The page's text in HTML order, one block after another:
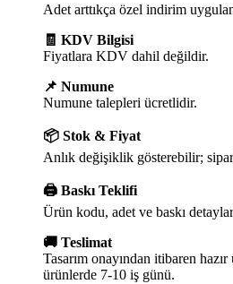
Adet arttıkça özel indirim
🧾 KDV Bilgisi
Fiyatlara KDV dahil değildir.
📌 Numune
Numune talepleri ücretlidir.
📦 Stok & Fiyat
Anlık değişiklik gösterebilir;
🖨️ Baskı Teklifi
Ürün kodu, adet ve baskı
🚚 Teslimat
Tasarım onayından itibaren
ürünlerde 7-10 iş günü.